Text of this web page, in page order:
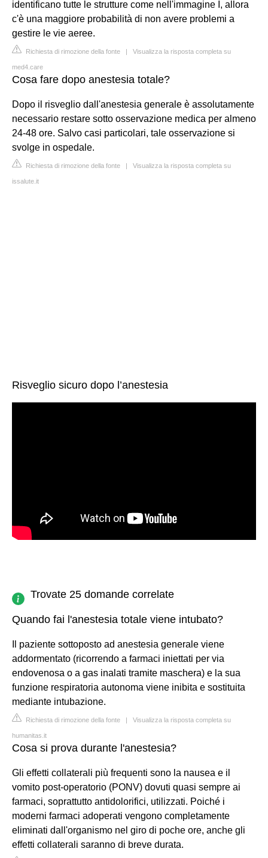
identificano tutte le strutture come nell'immagine I, allora
c'è una maggiore probabilità di non avere problemi a
gestire le vie aeree.
Richiesta di rimozione della fonte | Visualizza la risposta completa su
med4.care
Cosa fare dopo anestesia totale?
Dopo il risveglio dall'anestesia generale è assolutamente
necessario restare sotto osservazione medica per almeno
24-48 ore. Salvo casi particolari, tale osservazione si
svolge in ospedale.
Richiesta di rimozione della fonte | Visualizza la risposta completa su
issalute.it
Risveglio sicuro dopo l’anestesia
Trovate 25 domande correlate
Quando fai l'anestesia totale viene intubato?
Il paziente sottoposto ad anestesia generale viene
addormentato (ricorrendo a farmaci iniettati per via
endovenosa o a gas inalati tramite maschera) e la sua
funzione respiratoria autonoma viene inibita e sostituita
mediante intubazione.
Richiesta di rimozione della fonte | Visualizza la risposta completa su
humanitas.it
Cosa si prova durante l'anestesia?
Gli effetti collaterali più frequenti sono la nausea e il
vomito post-operatorio (PONV) dovuti quasi sempre ai
farmaci, soprattutto antidolorifici, utilizzati. Poiché i
moderni farmaci adoperati vengono completamente
eliminati dall'organismo nel giro di poche ore, anche gli
effetti collaterali saranno di breve durata.